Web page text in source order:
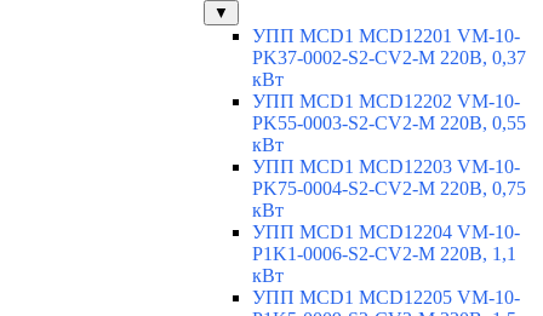
▼
УПП MCD1 MCD12201 VM-10-
PK37-0002-S2-CV2-M 220В, 0,37
кВт
УПП MCD1 MCD12202 VM-10-
PK55-0003-S2-CV2-M 220В, 0,55
кВт
УПП MCD1 MCD12203 VM-10-
PK75-0004-S2-CV2-M 220В, 0,75
кВт
УПП MCD1 MCD12204 VM-10-
P1K1-0006-S2-CV2-M 220В, 1,1
кВт
УПП MCD1 MCD12205 VM-10-